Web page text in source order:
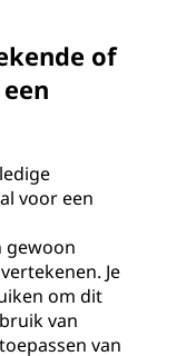
of
voor een
gewoon
Je
om dit
van
van